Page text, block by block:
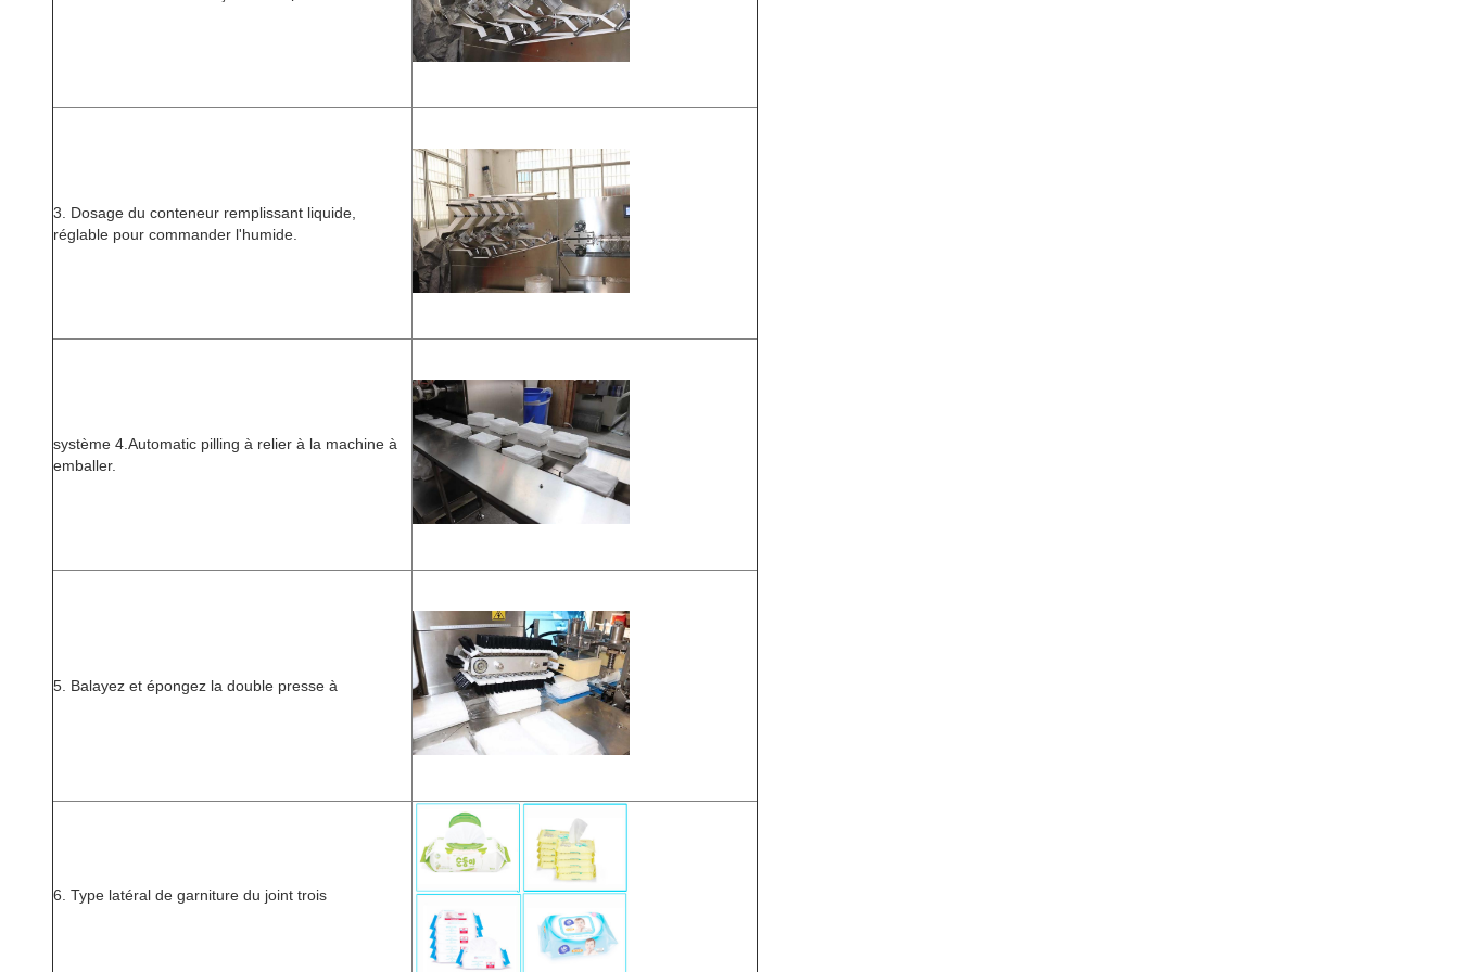
3. Dosage du conteneur remplissant liquide,
réglable pour commander l'humide.
système 4.Automatic pilling à relier à la machine à
emballer.
5. Balayez et épongez la double presse à
6. Type latéral de garniture du joint trois